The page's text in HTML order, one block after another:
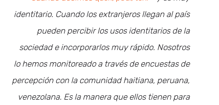
identitario. Cuando los extranjeros llegan al país
pueden percibir los usos identitarios de la
sociedad e incorporarlos muy rápido. Nosotros
lo hemos monitoreado a través de encuestas de
percepción con la comunidad haitiana, peruana,
venezolana. Es la manera que ellos tienen para